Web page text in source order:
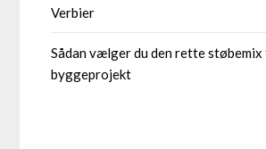
Verbier
Sådan vælger du den rette
byggeprojekt